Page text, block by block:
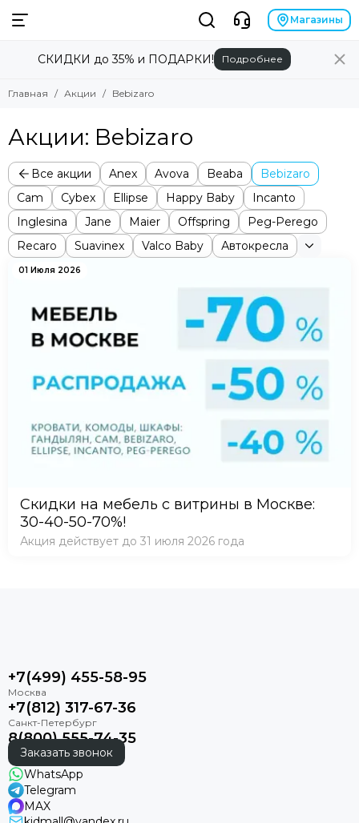
Магазины
СКИДКИ до 35% и ПОДАРКИ! Подробнее
Главная Акции Bebizaro
Акции: Bebizaro
Все акции Anex Avova Beaba
Bebizaro
Cam
Cybex Ellipse Happy Baby
Incanto
Inglesina
Jane Maier Offspring
Peg-Perego
Recaro
Suavinex Valco Baby Автокресла
01 Июля 2026
Скидки на мебель с витрины в Москве:
30-40-50-70%!
Акция действует до 31 июля 2026 года
+7(499) 455-58-95
+7(812) 317-67-36
8(800) 555-74-35
Заказать звонок
WhatsApp
Telegram
MAX